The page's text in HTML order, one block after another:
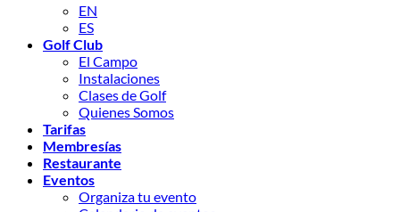
EN
ES
Golf Club
El Campo
Instalaciones
Clases de Golf
Quienes Somos
Tarifas
Membresías
Restaurante
Eventos
Organiza tu evento